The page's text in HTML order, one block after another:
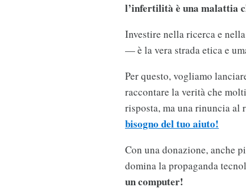
l’infertilità è una malattia
Investire nella ricerca e
— è la vera strada etica e
Per questo, vogliamo
raccontare la verità che
risposta, ma una rinuncia al
bisogno del tuo aiuto!
Con una donazione, anche
domina la propaganda
un computer!